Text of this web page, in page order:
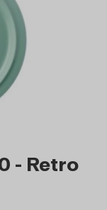
- Retro